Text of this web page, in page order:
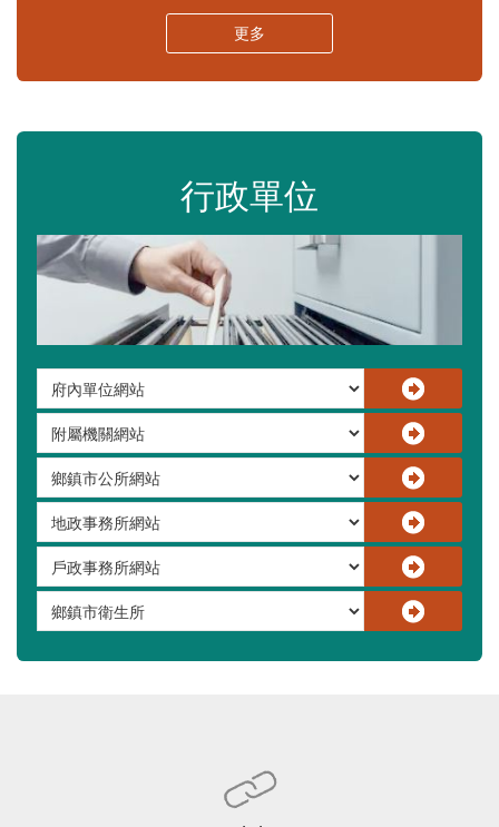
更多
行政單位